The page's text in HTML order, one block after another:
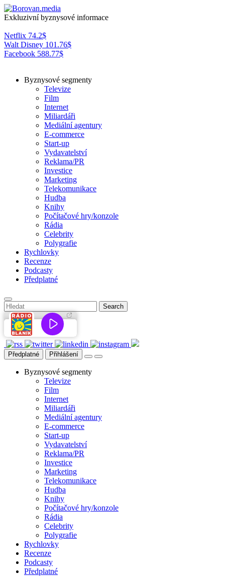
Exkluzivní byznysové informace
Netflix 74.2$
Walt Disney 101.76$
Facebook 588.77$
Byznysové segmenty
Televize
Film
Internet
Miliardáři
Mediální agentury
E-commerce
Start-up
Vydavatelství
Reklama/PR
Investice
Marketing
Telekomunikace
Hudba
Knihy
Počítačové hry/konzole
Rádia
Celebrity
Polygrafie
Rychlovky
Recenze
Podcasty
Předplatné
Předplatné Přihlášení
Byznysové segmenty
Televize
Film
Internet
Miliardáři
Mediální agentury
E-commerce
Start-up
Vydavatelství
Reklama/PR
Investice
Marketing
Telekomunikace
Hudba
Knihy
Počítačové hry/konzole
Rádia
Celebrity
Polygrafie
Rychlovky
Recenze
Podcasty
Předplatné